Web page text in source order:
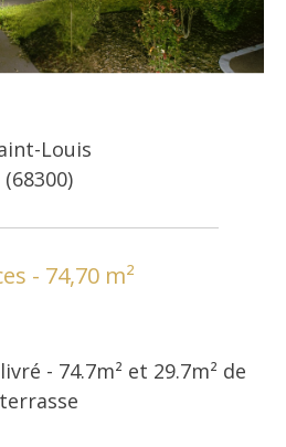
Louis
(68300)
- 74,70 m²
- 74.7m² et 29.7m² de
terrasse